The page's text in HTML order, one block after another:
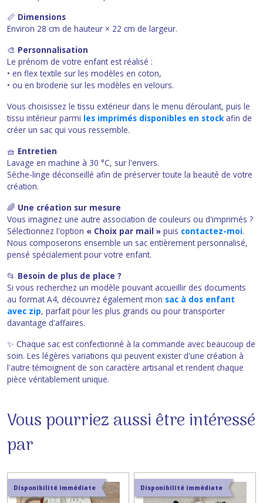
📏 Dimensions
Environ 28 cm de hauteur × 22 cm de largeur.
🎨 Personnalisation
Le prénom de votre enfant est réalisé :
• en flex textile sur les modèles en coton,
• ou en broderie sur les modèles en velours.
Vous choisissez le tissu extérieur dans le menu déroulant, puis le
tissu intérieur parmi les imprimés disponibles en stock afin de
créer un sac qui vous ressemble.
🧺 Entretien
Lavage en machine à 30 °C, sur l'envers.
Sèche-linge déconseillé afin de préserver toute la beauté de votre
création.
🌈 Une création sur mesure
Vous imaginez une autre association de couleurs ou d'imprimés ?
Sélectionnez l'option « Choix par mail » puis contactez-moi.
Nous composerons ensemble un sac entièrement personnalisé,
pensé spécialement pour votre enfant.
📂 Besoin de plus de place ?
Si vous recherchez un modèle pouvant accueillir des documents
au format A4, découvrez également mon sac à dos enfant
avec zip, parfait pour les plus grands ou pour transporter
davantage d'affaires.
✨ Chaque sac est confectionné à la commande avec beaucoup de
soin. Les légères variations qui peuvent exister d'une création à
l'autre témoignent de son caractère artisanal et rendent chaque
pièce véritablement unique.
Vous pourriez aussi être intéressé
par
Disponibilité immédiate Disponibilité immédiate